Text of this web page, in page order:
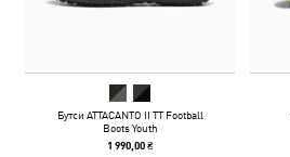
Бутси ATTACANTO II TT Football
Boots Youth
1 990,00 ₴